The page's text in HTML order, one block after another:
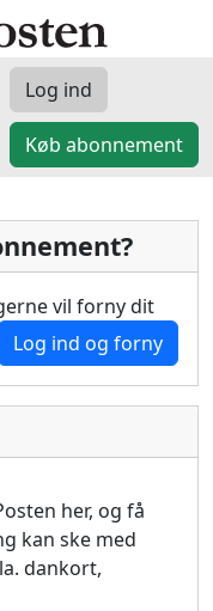
Log ind
Køb abonnement
vil forny dit
Log ind og forny
her, og få
kan ske med
dankort,